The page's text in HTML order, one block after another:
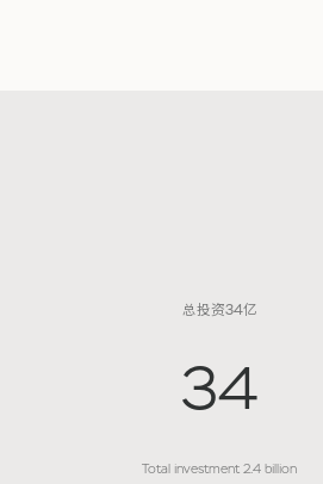
总投资34亿
34
Total investment 2.4 billion